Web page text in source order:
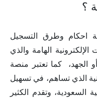
؟
احكام وطرق التسجيل
الهامة والذي
الجهد، كما تعتبر منصة
الذي تساهم، في تسهيل
السعودية، وتقدم الكثير